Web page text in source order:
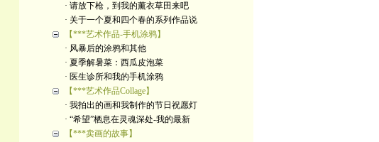
· 请放下枪，到我的薰衣草田来吧
· 关于一个夏和四个春的系列作品说
【***艺术作品-手机涂鸦】
· 风暴后的涂鸦和其他
· 夏季解暑菜：西瓜皮泡菜
· 医生诊所和我的手机涂鸦
【***艺术作品Collage】
· 我拍出的画和我制作的节日祝愿灯
· “希望”栖息在灵魂深处-我的最新
【***卖画的故事】